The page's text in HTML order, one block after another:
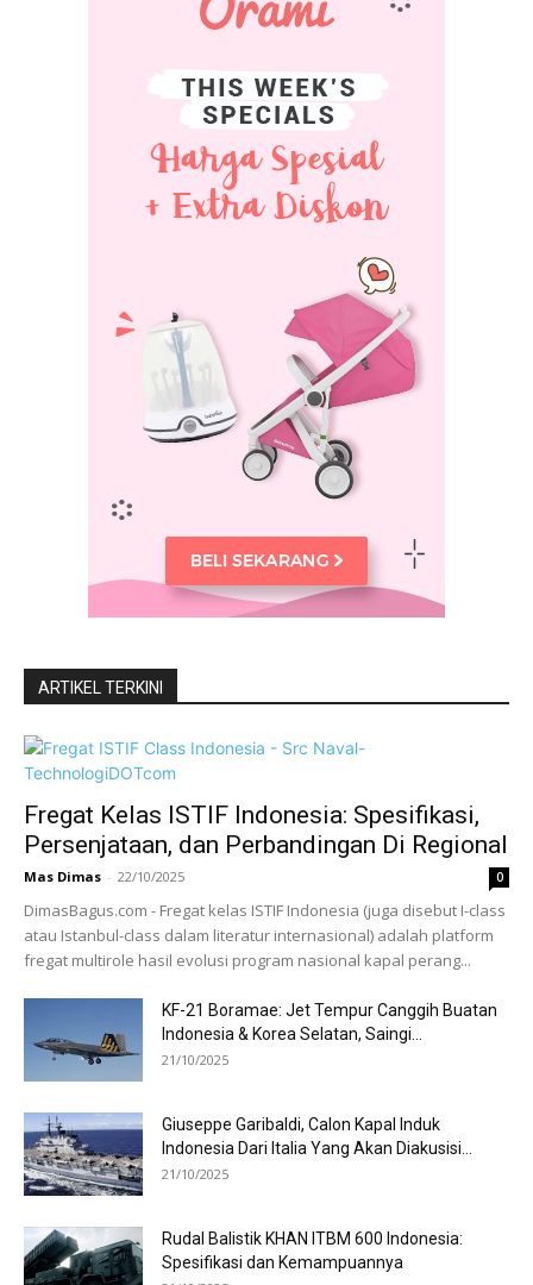
ARTIKEL TERKINI
Fregat Kelas ISTIF Indonesia: Spesifikasi,
Persenjataan, dan Perbandingan Di Regional
Mas Dimas - 22/10/2025 0
DimasBagus.com - Fregat kelas ISTIF Indonesia (juga disebut I-class
atau Istanbul-class dalam literatur internasional) adalah platform
fregat multirole hasil evolusi program nasional kapal perang...
KF-21 Boramae: Jet Tempur Canggih Buatan
Indonesia & Korea Selatan, Saingi...
21/10/2025
Giuseppe Garibaldi, Calon Kapal Induk
Indonesia Dari Italia Yang Akan Diakusisi...
21/10/2025
Rudal Balistik KHAN ITBM 600 Indonesia:
Spesifikasi dan Kemampuannya